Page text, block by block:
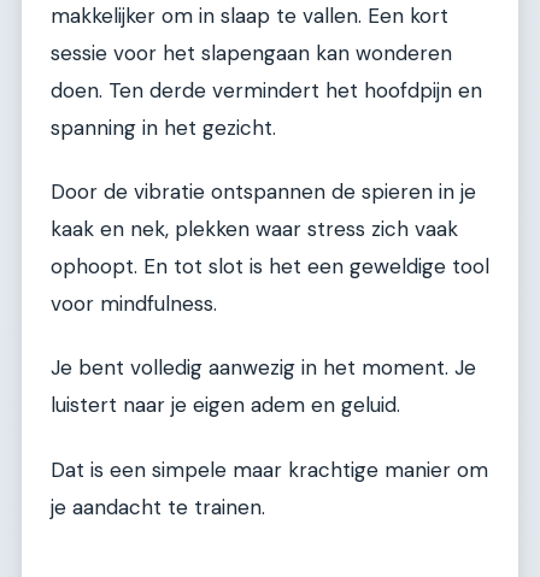
makkelijker om in slaap te vallen. Een kort
sessie voor het slapengaan kan wonderen
doen. Ten derde vermindert het hoofdpijn en
spanning in het gezicht.
Door de vibratie ontspannen de spieren in je
kaak en nek, plekken waar stress zich vaak
ophoopt. En tot slot is het een geweldige tool
voor mindfulness.
Je bent volledig aanwezig in het moment. Je
luistert naar je eigen adem en geluid.
Dat is een simpele maar krachtige manier om
je aandacht te trainen.